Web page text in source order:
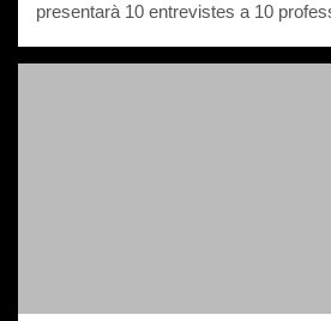
presentarà 10 entrevistes a 10